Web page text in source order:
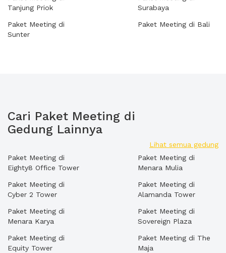
Tanjung Priok
Paket Meeting di
Sunter
Surabaya
Paket Meeting di Bali
Cari Paket Meeting di
Gedung Lainnya
Lihat semua gedung
Paket Meeting di
Eighty8 Office Tower
Paket Meeting di
Cyber 2 Tower
Paket Meeting di
Menara Karya
Paket Meeting di
Equity Tower
Paket Meeting di
Menara Mulia
Paket Meeting di
Alamanda Tower
Paket Meeting di
Sovereign Plaza
Paket Meeting di The
Maja